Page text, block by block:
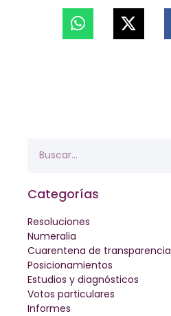
Categorías
Resoluciones
Numeralia
Cuarentena de transparencia
Posicionamientos
Estudios y diagnósticos
Votos particulares
Informes